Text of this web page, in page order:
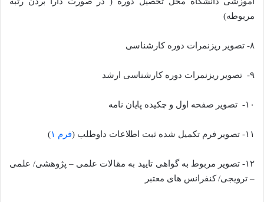
مربوطه)
۸- تصویر ریزنمرات دوره کارشناسی
۹- تصویر ریزنمرات دوره کارشناسی ارشد
۱۰- تصویر صفحه اول و چکیده پایان نامه
۱۱- تصویر فرم تکمیل شده ثبت اطلاعات داوطلب ( فرم ۱ )
۱۲- تصویر مربوط به گواهی تایید به مقالات علمی – پژوهشی/ علمی
– ترویجی/ کنفرانس های معتبر